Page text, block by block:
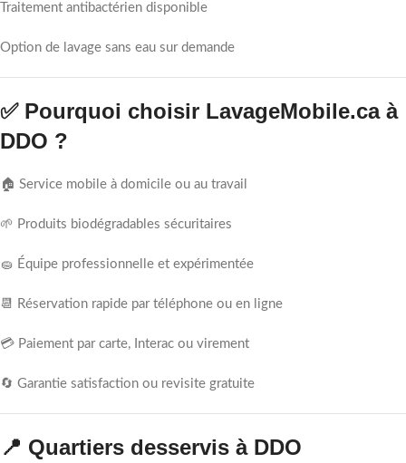
Traitement antibactérien disponible
Option de lavage sans eau sur demande
✅ Pourquoi choisir LavageMobile.ca à
DDO ?
🏠 Service mobile à domicile ou au travail
🌱 Produits biodégradables sécuritaires
🧽 Équipe professionnelle et expérimentée
📆 Réservation rapide par téléphone ou en ligne
💳 Paiement par carte, Interac ou virement
🔄 Garantie satisfaction ou revisite gratuite
📍 Quartiers desservis à DDO